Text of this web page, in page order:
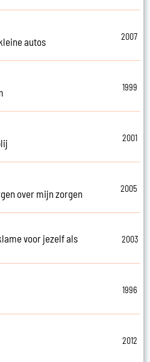
autos
2007
1999
2001
over mijn zorgen
2005
voor jezelf als
2003
1996
2012